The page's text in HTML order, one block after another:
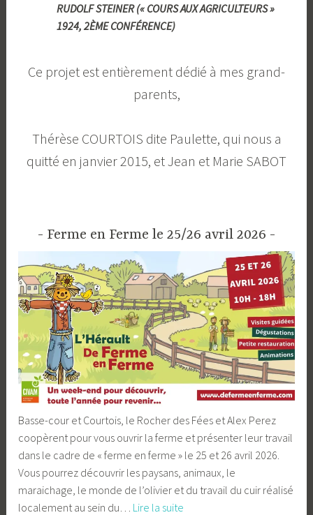
RUDOLF STEINER (« COURS AUX AGRICULTEURS »
1924, 2ÈME CONFÉRENCE)
Ce projet est entièrement dédié à mes grand-
parents,
Thérèse COURTOIS dite Paulette, qui nous a
quitté en janvier 2015, et Jean et Marie SABOT
Ferme en Ferme le 25/26 avril 2026
Basse-cour et Courtois, le Rocher des Fées et Alex Perez
coopèrent pour vous ouvrir la ferme et présenter leur travail
dans le cadre de « ferme en ferme » le 25 et 26 avril 2026.
Vous pourrez découvrir les paysans, animaux, le
maraichage, le monde de l’olivier et du travail du cuir réalisé
localement au sein du… Lire la suite